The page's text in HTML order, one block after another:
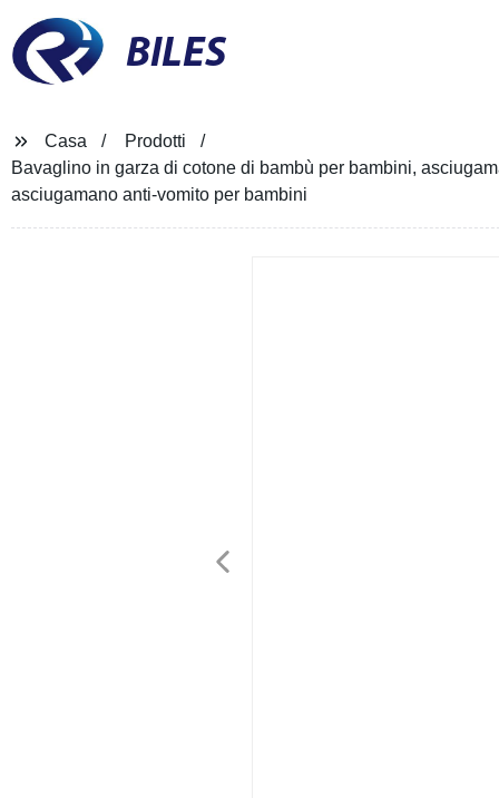
BILES
Casa
Prodotti
Bavaglino in garza di cotone di bambù per bambini,
asciugamano anti-vomito per bambini